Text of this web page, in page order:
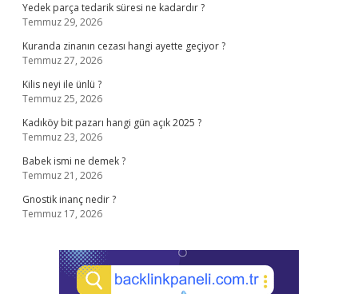
Yedek parça tedarik süresi ne kadardır ?
Temmuz 29, 2026
Kuranda zinanın cezası hangi ayette geçiyor ?
Temmuz 27, 2026
Kilis neyi ile ünlü ?
Temmuz 25, 2026
Kadıköy bit pazarı hangi gün açık 2025 ?
Temmuz 23, 2026
Babek ismi ne demek ?
Temmuz 21, 2026
Gnostik inanç nedir ?
Temmuz 17, 2026